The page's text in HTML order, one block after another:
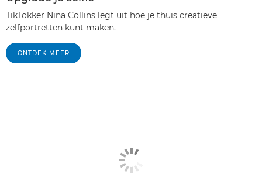
TikTokker Nina Collins legt uit hoe je thuis creatieve
zelfportretten kunt maken.
ONTDEK MEER